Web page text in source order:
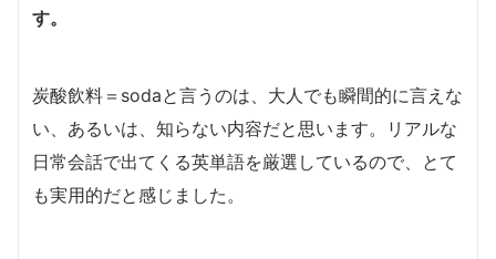
す。
炭酸飲料＝sodaと言うのは、大人でも瞬間的に言えな
い、あるいは、知らない内容だと思います。リアルな
日常会話で出てくる英単語を厳選しているので、とて
も実用的だと感じました。